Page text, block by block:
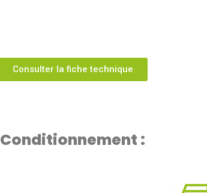
Consulter la fiche technique
Conditionnement :